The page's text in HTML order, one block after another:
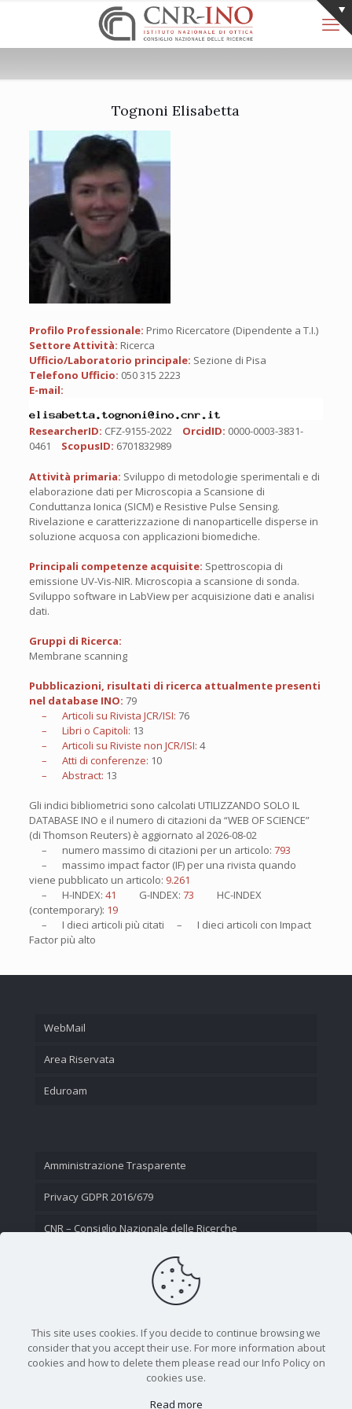
Tognoni Elisabetta
Profilo Professionale: Primo Ricercatore (Dipendente a T.I.)
Settore Attività: Ricerca
Ufficio/Laboratorio principale: Sezione di Pisa
Telefono Ufficio: 050 315 2223
E-mail:
ResearcherID: CFZ-9155-2022 OrcidID: 0000-0003-3831-
0461
ScopusID: 6701832989
Attività primaria: Sviluppo di metodologie sperimentali e di
elaborazione dati per Microscopia a Scansione di
Conduttanza Ionica (SICM) e Resistive Pulse Sensing.
Rivelazione e caratterizzazione di nanoparticelle disperse in
soluzione acquosa con applicazioni biomediche.
Principali competenze acquisite: Spettroscopia di
emissione UV-Vis-NIR. Microscopia a scansione di sonda.
Sviluppo software in LabView per acquisizione dati e analisi
dati.
Gruppi di Ricerca:
Membrane scanning
Pubblicazioni, risultati di ricerca attualmente presenti
nel database INO: 79
– Articoli su Rivista JCR/ISI: 76
– Libri o Capitoli: 13
– Articoli su Riviste non JCR/ISI: 4
– Atti di conferenze: 10
– Abstract: 13
Gli indici bibliometrici sono calcolati UTILIZZANDO SOLO IL
DATABASE INO e il numero di citazioni da “WEB OF SCIENCE”
(di Thomson Reuters) è aggiornato al 2026-08-02
– numero massimo di citazioni per un articolo: 793
– massimo impact factor (IF) per una rivista quando
viene pubblicato un articolo: 9.261
– H-INDEX: 41 G-INDEX: 73
HC-INDEX
(contemporary): 19
– I dieci articoli più citati – I dieci articoli con Impact
Factor più alto
WebMail
Area Riservata
Eduroam
Amministrazione Trasparente
Privacy GDPR 2016/679
CNR – Consiglio Nazionale delle Ricerche
This site uses cookies. If you decide to continue browsing we
consider that you accept their use. For more information about
cookies and how to delete them please read our Info Policy on
cookies use.
Read more